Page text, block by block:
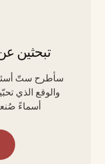
تبحثين
سأطرح ستّ
والوقع الذي
أسماءً